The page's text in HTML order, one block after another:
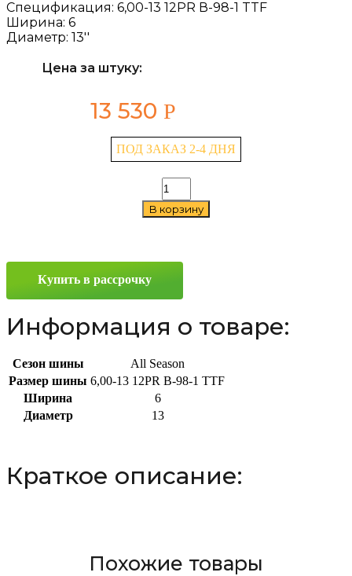
Спецификация: 6,00-13 12PR В-98-1 TTF
Ширина: 6
Диаметр: 13''
Цена за штуку:
13 530 Р
ПОД ЗАКАЗ 2-4 ДНЯ
Количество
товара
Belshina
В корзину
Купить в рассрочку
Информация о товаре:
Сезон шины
All Season
Размер шины 6,00-13 12PR В-98-1 TTF
Ширина
6
Диаметр
13
Краткое описание:
Похожие товары